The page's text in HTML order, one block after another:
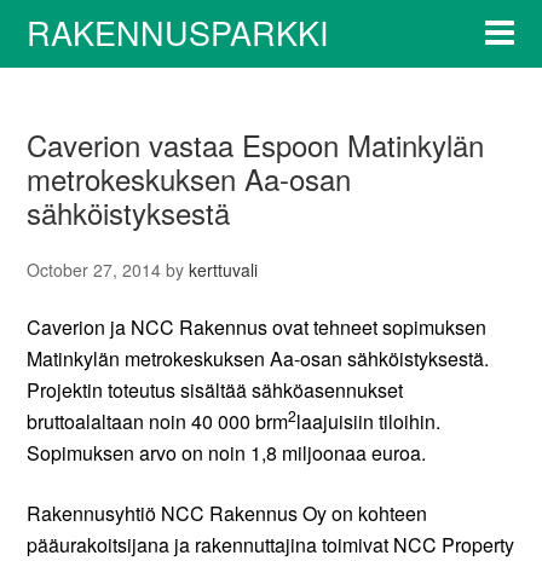
RAKENNUSPARKKI
Caverion vastaa Espoon Matinkylän
metrokeskuksen Aa-osan
sähköistyksestä
October 27, 2014 bykerttuvali
Caverion ja NCC Rakennus ovat tehneet sopimuksen
Matinkylän metrokeskuksen Aa-osan sähköistyksestä.
Projektin toteutus sisältää sähköasennukset
bruttoalaltaan noin 40 000 brm2laajuisiin tiloihin.
Sopimuksen arvo on noin 1,8 miljoonaa euroa.
Rakennusyhtiö NCC Rakennus Oy on kohteen
pääurakoitsijana ja rakennuttajina toimivat NCC Property